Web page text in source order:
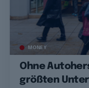
MONEY
Ohne
größten